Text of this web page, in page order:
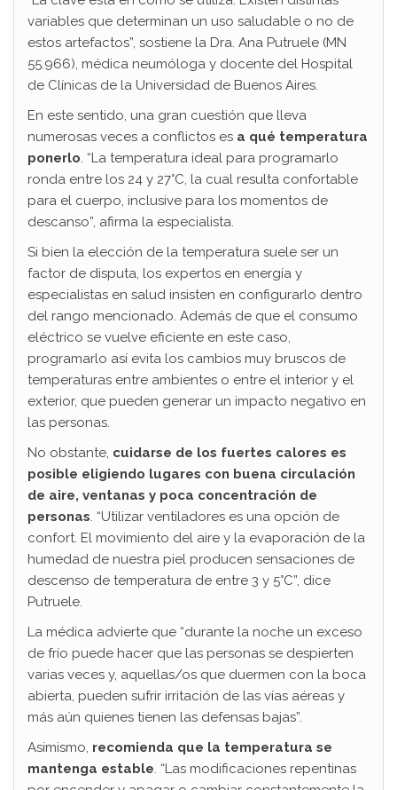
variables que determinan un uso saludable o no de
estos artefactos”, sostiene la Dra. Ana Putruele (MN
55.966), médica neumóloga y docente del Hospital
de Clínicas de la Universidad de Buenos Aires.
En este sentido, una gran cuestión que lleva
numerosas veces a conflictos es a qué temperatura
ponerlo. “La temperatura ideal para programarlo
ronda entre los 24 y 27°C, la cual resulta confortable
para el cuerpo, inclusive para los momentos de
descanso”, afirma la especialista.
Si bien la elección de la temperatura suele ser un
factor de disputa, los expertos en energía y
especialistas en salud insisten en configurarlo dentro
del rango mencionado. Además de que el consumo
eléctrico se vuelve eficiente en este caso,
programarlo así evita los cambios muy bruscos de
temperaturas entre ambientes o entre el interior y el
exterior, que pueden generar un impacto negativo en
las personas.
No obstante, cuidarse de los fuertes calores es
posible eligiendo lugares con buena circulación
de aire, ventanas y poca concentración de
personas. “Utilizar ventiladores es una opción de
confort. El movimiento del aire y la evaporación de la
humedad de nuestra piel producen sensaciones de
descenso de temperatura de entre 3 y 5°C”, dice
Putruele.
La médica advierte que “durante la noche un exceso
de frío puede hacer que las personas se despierten
varias veces y, aquellas/os que duermen con la boca
abierta, pueden sufrir irritación de las vías aéreas y
más aún quienes tienen las defensas bajas”.
Asimismo, recomienda que la temperatura se
mantenga estable. “Las modificaciones repentinas